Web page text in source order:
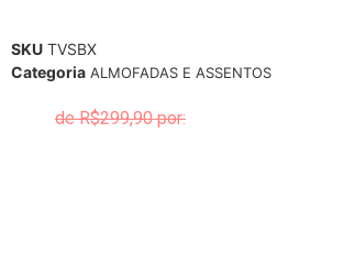
SKU TVSBX
Categoria ALMOFADAS E ASSENTOS
R$299,90